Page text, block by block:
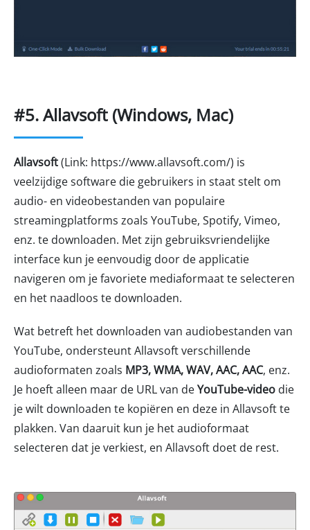
#5. Allavsoft (Windows, Mac)
Allavsoft(Link: https://www.allavsoft.com/) is
veelzijdige software die gebruikers in staat stelt om
audio- en videobestanden van populaire
streamingplatforms zoals YouTube, Spotify, Vimeo,
enz. te downloaden. Met zijn gebruiksvriendelijke
interface kun je eenvoudig door de applicatie
navigeren om je favoriete mediaformaat te selecteren
en het naadloos te downloaden.
Wat betreft het downloaden van audiobestanden van
YouTube, ondersteunt Allavsoft verschillende
audioformaten zoals MP3, WMA, WAV, AAC, AAC, enz.
Je hoeft alleen maar de URL van deYouTube-video die
je wilt downloaden te kopiëren en deze in Allavsoft te
plakken. Van daaruit kun je het audioformaat
selecteren dat je verkiest, en Allavsoft doet de rest.